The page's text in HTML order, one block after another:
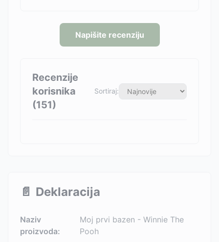
Napišite recenziju
Recenzije
korisnika
(151)
Sortiraj:
📄 Deklaracija
Naziv
proizvoda:
Moj prvi bazen - Winnie The
Pooh